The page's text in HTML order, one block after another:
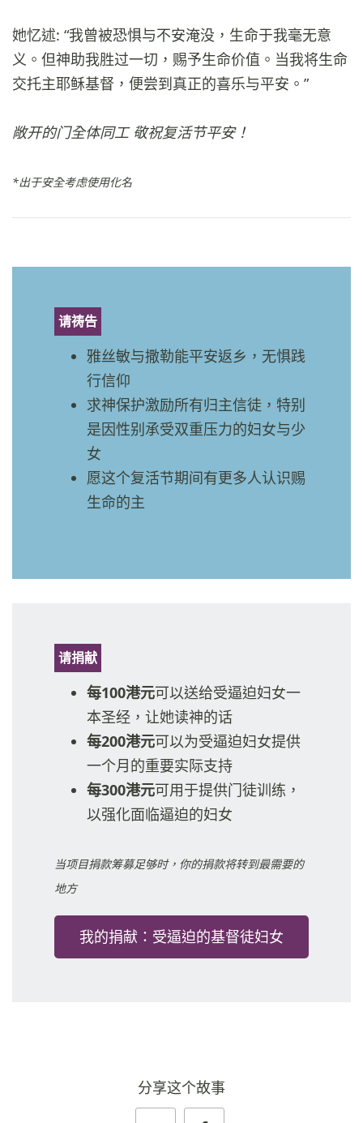
她忆述: “我曾被恐惧与不安淹没，生命于我毫无意
义。但神助我胜过一切，赐予生命价值。当我将生命
交托主耶稣基督，便尝到真正的喜乐与平安。”
敞开的门全体同工 敬祝复活节平安！
*出于安全考虑使用化名
请祷告
雅丝敏与撒勒能平安返乡，无惧践
行信仰
求神保护激励所有归主信徒，特别
是因性别承受双重压力的妇女与少
女
愿这个复活节期间有更多人认识赐
生命的主
请捐献
每100港元可以送给受逼迫妇女一
本圣经，让她读神的话
每200港元可以为受逼迫妇女提供
一个月的重要实际支持
每300港元可用于提供门徒训练，
以强化面临逼迫的妇女
当项目捐款筹募足够时，你的捐款将转到最需要的
地方
我的捐献：受逼迫的基督徒妇女
分享这个故事